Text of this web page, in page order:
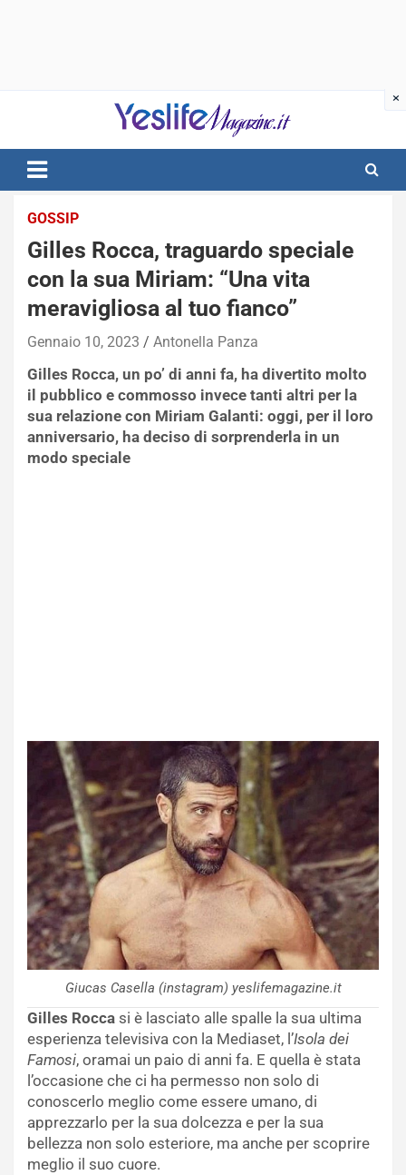
notizie di intrattenimento
GOSSIP
Gilles Rocca, traguardo speciale
con la sua Miriam: “Una vita
meravigliosa al tuo fianco”
Gennaio 10, 2023 Antonella Panza
Gilles Rocca, un po’ di anni fa, ha divertito molto
il pubblico e commosso invece tanti altri per la
sua relazione con Miriam Galanti: oggi, per il loro
anniversario, ha deciso di sorprenderla in un
modo speciale
Giucas Casella (instagram) yeslifemagazine.it
Gilles Rocca si è lasciato alle spalle la sua ultima
esperienza televisiva con la Mediaset, l’Isola dei
Famosi, oramai un paio di anni fa. E quella è stata
l’occasione che ci ha permesso non solo di
conoscerlo meglio come essere umano, di
apprezzarlo per la sua dolcezza e per la sua
bellezza non solo esteriore, ma anche per scoprire
meglio il suo cuore.